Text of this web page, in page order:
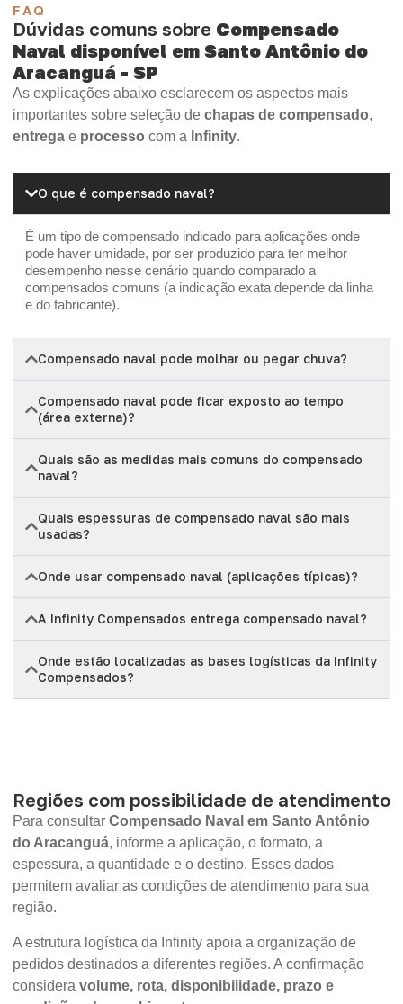
FAQ
Dúvidas comuns sobre Compensado
Naval disponível em Santo Antônio do
Aracanguá - SP
As explicações abaixo esclarecem os aspectos mais
importantes sobre seleção de chapas de compensado,
entrega e processo com a Infinity.
O que é compensado naval?
É um tipo de compensado indicado para aplicações onde
pode haver umidade, por ser produzido para ter melhor
desempenho nesse cenário quando comparado a
compensados comuns (a indicação exata depende da linha
e do fabricante).
Compensado naval pode molhar ou pegar chuva?
Compensado naval pode ficar exposto ao tempo
(área externa)?
Quais são as medidas mais comuns do compensado
naval?
Quais espessuras de compensado naval são mais
usadas?
Onde usar compensado naval (aplicações típicas)?
A Infinity Compensados entrega compensado naval?
Onde estão localizadas as bases logísticas da Infinity
Compensados?
Regiões com possibilidade de atendimento
Para consultar Compensado Naval em Santo Antônio
do Aracanguá, informe a aplicação, o formato, a
espessura, a quantidade e o destino. Esses dados
permitem avaliar as condições de atendimento para sua
região.
A estrutura logística da Infinity apoia a organização de
pedidos destinados a diferentes regiões. A confirmação
considera volume, rota, disponibilidade, prazo e